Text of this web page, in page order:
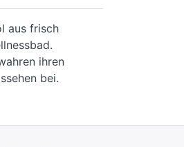
aus frisch
ihren
bei.